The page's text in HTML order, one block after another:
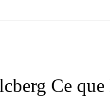
Ce que